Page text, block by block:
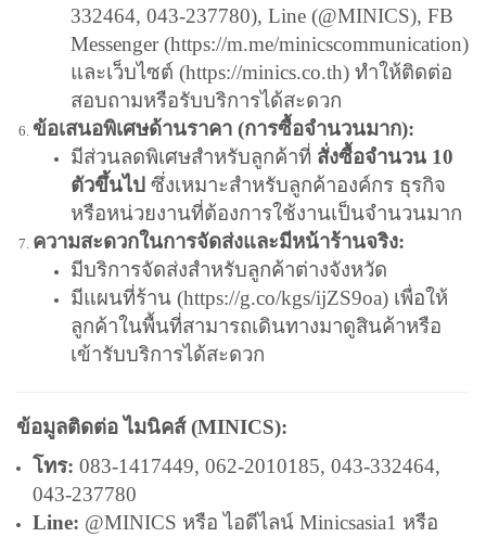
332464, 043-237780), Line (@MINICS), FB
Messenger (https://m.me/minicscommunication)
และเว็บไซต์ (https://minics.co.th) ทำให้ติดต่อ
สอบถามหรือรับบริการได้สะดวก
ข้อเสนอพิเศษด้านราคา (การซื้อจำนวนมาก):
มีส่วนลดพิเศษสำหรับลูกค้าที่ สั่งซื้อจำนวน 10
ตัวขึ้นไป ซึ่งเหมาะสำหรับลูกค้าองค์กร ธุรกิจ
หรือหน่วยงานที่ต้องการใช้งานเป็นจำนวนมาก
ความสะดวกในการจัดส่งและมีหน้าร้านจริง:
มีบริการจัดส่งสำหรับลูกค้าต่างจังหวัด
มีแผนที่ร้าน (https://g.co/kgs/ijZS9oa) เพื่อให้
ลูกค้าในพื้นที่สามารถเดินทางมาดูสินค้าหรือ
เข้ารับบริการได้สะดวก
ข้อมูลติดต่อ ไมนิคส์ (MINICS):
โทร: 083-1417449, 062-2010185, 043-332464,
043-237780
Line: @MINICS หรือ ไอดีไลน์ Minicsasia1 หรือ